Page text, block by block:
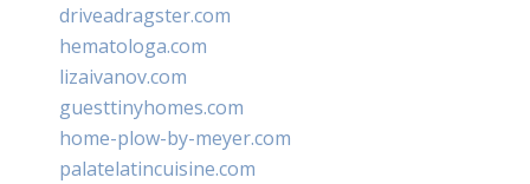
driveadragster.com
hematologa.com
lizaivanov.com
guesttinyhomes.com
home-plow-by-meyer.com
palatelatincuisine.com